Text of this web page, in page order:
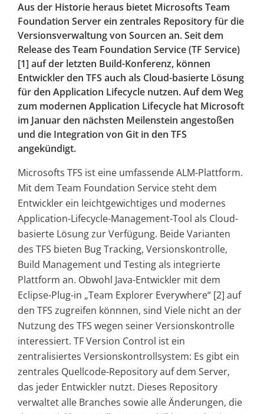
Aus der Historie heraus bietet Microsofts Team
Foundation Server ein zentrales Repository für die
Versionsverwaltung von Sourcen an. Seit dem
Release des Team Foundation Service (TF Service)
[1] auf der letzten Build-Konferenz, können
Entwickler den TFS auch als Cloud-basierte Lösung
für den Application Lifecycle nutzen. Auf dem Weg
zum modernen Application Lifecycle hat Microsoft
im Januar den nächsten Meilenstein angestoßen
und die Integration von Git in den TFS
angekündigt.
Microsofts TFS ist eine umfassende ALM-Plattform.
Mit dem Team Foundation Service steht dem
Entwickler ein leichtgewichtiges und modernes
Application-Lifecycle-Management-Tool als Cloud-
basierte Lösung zur Verfügung. Beide Varianten
des TFS bieten Bug Tracking, Versionskontrolle,
Build Management und Testing als integrierte
Plattform an. Obwohl Java-Entwickler mit dem
Eclipse-Plug-in „Team Explorer Everywhere“ [2] auf
den TFS zugreifen könnnen, sind Viele nicht an der
Nutzung des TFS wegen seiner Versionskontrolle
interessiert. TF Version Control ist ein
zentralisiertes Versionskontrollsystem: Es gibt ein
zentrales Quellcode-Repository auf dem Server,
das jeder Entwickler nutzt. Dieses Repository
verwaltet alle Branches sowie alle Änderungen, die